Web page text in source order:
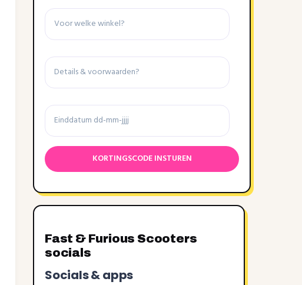
Winkel
Details
voorwaarden
Einddatum
Fast & Furious Scooters
socials
Socials & apps